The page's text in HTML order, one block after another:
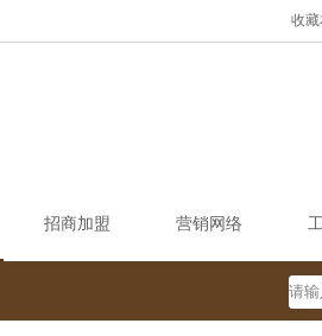
收
招商加盟 营销网络